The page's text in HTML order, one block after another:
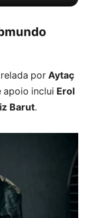
por Aytaç
apoio inclui Erol
Barut.